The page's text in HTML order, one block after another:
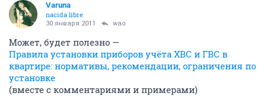
Varuna
nacida libre
30 января 2011 wao
Может, будет полезно —
Правила установки приборов учёта ХВС и ГВС в
квартире: нормативы, рекомендации, ограничения по
установке
(вместе с комментариями и примерами)